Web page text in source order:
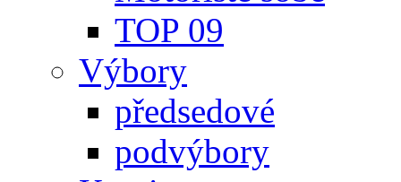
TOP 09
Výbory
předsedové
podvýbory